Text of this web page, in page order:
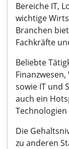
Bereiche IT,
wichtige
Branchen
Fachkräfte
Beliebte
sowie IT und
auch ein
Die
zu anderen